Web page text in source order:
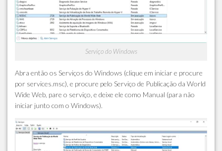
Serviço do Windows
Abra então os Serviços do Windows (clique em iniciar e procure
por services.msc), e procure pelo Serviço de Publicação da World
Wide Web, pare o serviço, e deixe ele como Manual (para não
iniciar junto com o Windows).